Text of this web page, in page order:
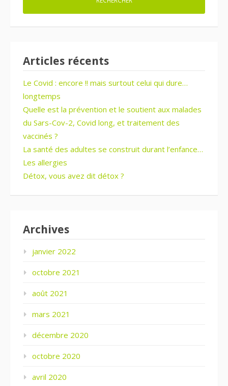
Articles récents
Le Covid : encore !! mais surtout celui qui dure…
longtemps
Quelle est la prévention et le soutient aux malades
du Sars-Cov-2, Covid long, et traitement des
vaccinés ?
La santé des adultes se construit durant l’enfance…
Les allergies
Détox, vous avez dit détox ?
Archives
janvier 2022
octobre 2021
août 2021
mars 2021
décembre 2020
octobre 2020
avril 2020